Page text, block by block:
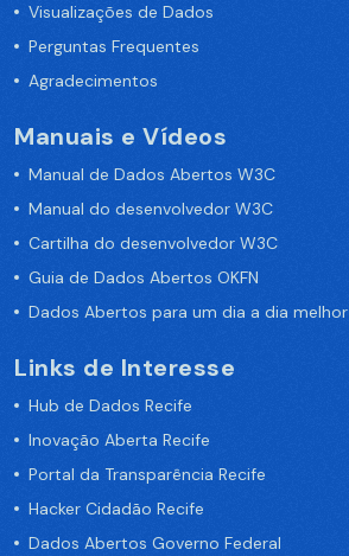
Visualizações de Dados
Perguntas Frequentes
Agradecimentos
Manuais e Vídeos
Manual de Dados Abertos W3C
Manual do desenvolvedor W3C
Cartilha do desenvolvedor W3C
Guia de Dados Abertos OKFN
Dados Abertos para um dia a dia melhor
Links de Interesse
Hub de Dados Recife
Inovação Aberta Recife
Portal da Transparência Recife
Hacker Cidadão Recife
Dados Abertos Governo Federal